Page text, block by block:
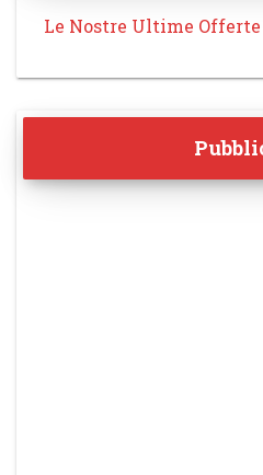
Le Nostre Ultime Offerte